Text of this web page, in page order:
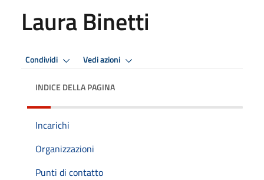
Laura Binetti
Condividi Vedi azioni
INDICE DELLA PAGINA
Incarichi
Organizzazioni
Punti di contatto